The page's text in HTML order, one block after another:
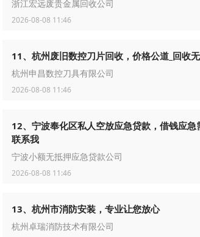
浙江宏远废贵金属回收公司
2026-08-08 11:46
11、杭州废旧数控刀片回收，价格公道_回收
杭州申昌数控刀具有限公司
2026-08-08 11:46
12、宁波奉化区私人空放应急贷款，借钱应急
联系我
宁波小额无抵押应急贷款公司
2026-08-08 11:46
13、杭州市消防安装，专业让您放心
杭州卓瑞消防技术有限公司